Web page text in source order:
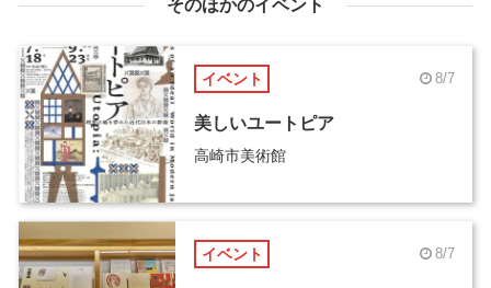
そのほかのイベント
イベント 8/7
美しいユートピア
高崎市美術館
イベント 8/7